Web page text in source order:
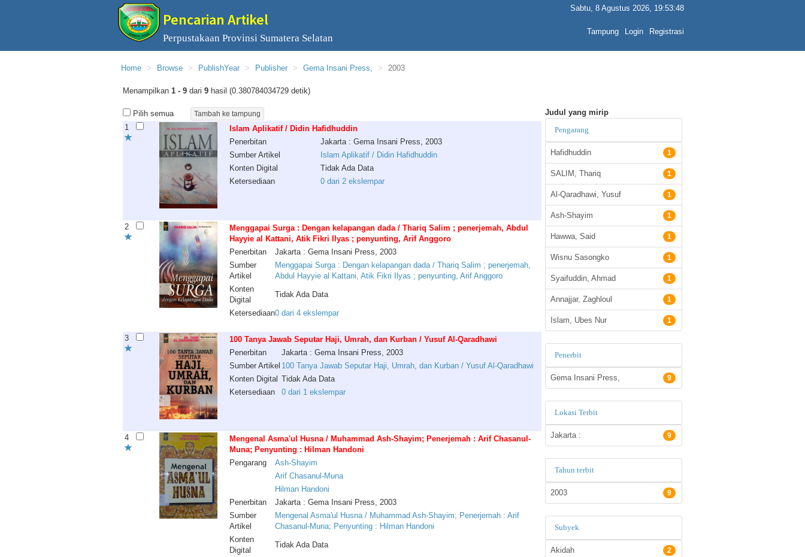
Pencarian Artikel
Perpustakaan Provinsi Sumatera Selatan
Sabtu, 8 Agustus 2026, 19:53:49
Tampung Login Registrasi
Home Browse PublishYear Publisher Gema Insani Press, 2003
Menampilkan 1 - 9 dari 9 hasil (0.380784034729 detik)
Pilih semua
1
Islam Aplikatif / Didin Hafidhuddin
Penerbitan
Jakarta : Gema Insani Press, 2003
Sumber Artikel
Islam Aplikatif / Didin Hafidhuddin
Konten Digital
Tidak Ada Data
Ketersediaan
0 dari 2 ekslempar
2
Menggapai Surga : Dengan kelapangan dada / Thariq Salim ; penerjemah, Abdul
Hayyie al Kattani, Atik Fikri Ilyas ; penyunting, Arif Anggoro
Penerbitan
Jakarta : Gema Insani Press, 2003
Sumber
Artikel
Menggapai Surga : Dengan kelapangan dada / Thariq Salim ; penerjemah,
Abdul Hayyie al Kattani, Atik Fikri Ilyas ; penyunting, Arif Anggoro
Konten
Digital
Tidak Ada Data
Ketersediaan0 dari 4 ekslempar
3
100 Tanya Jawab Seputar Haji, Umrah, dan Kurban / Yusuf Al-Qaradhawi
Penerbitan
Jakarta : Gema Insani Press, 2003
Sumber Artikel 100 Tanya Jawab Seputar Haji, Umrah, dan Kurban / Yusuf Al-Qaradhawi
Konten Digital Tidak Ada Data
Ketersediaan
0 dari 1 ekslempar
4
Mengenal Asma'ul Husna / Muhammad Ash-Shayim; Penerjemah : Arif Chasanul-
Muna; Penyunting : Hilman Handoni
Pengarang
Ash-Shayim
Arif Chasanul -Muna
Hilman Handoni
Penerbitan
Jakarta : Gema Insani Press, 2003
Sumber
Artikel
Mengenal Asma'ul Husna / Muhammad Ash-Shayim; Penerjemah : Arif
Chasanul-Muna; Penyunting : Hilman Handoni
Konten
Digital
Tidak Ada Data
Judul yang mirip
Pengarang
Hafidhuddin 1
SALIM, Thariq 1
Al-Qaradhawi, Yusuf 1
Ash-Shayim 1
Hawwa, Said 1
Wisnu Sasongko 1
Syaifuddin, Ahmad 1
Annajjar, Zaghloul 1
Islam, Ubes Nur 1
Penerbit
Gema Insani Press, 9
Lokasi Terbit
Jakarta : 9
Tahun terbit
2003 9
Subyek
Akidah 2